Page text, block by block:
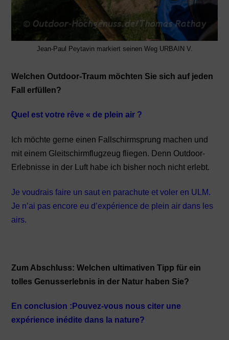
Jean-Paul Peytavin markiert seinen Weg URBAIN V.
Welchen Outdoor-Traum möchten Sie sich auf jeden
Fall erfüllen?
Quel est votre rêve « de plein air ?
Ich möchte gerne einen Fallschirmsprung machen und
mit einem Gleitschirmflugzeug fliegen. Denn Outdoor-
Erlebnisse in der Luft habe ich bisher noch nicht erlebt.
Je voudrais faire un saut en parachute et voler en ULM.
Je n’ai pas encore eu d’expérience de plein air dans les
airs.
Zum Abschluss: Welchen ultimativen Tipp für ein
tolles Genusserlebnis in der Natur haben Sie?
En conclusion :Pouvez-vous nous citer une
expérience inédite dans la nature?